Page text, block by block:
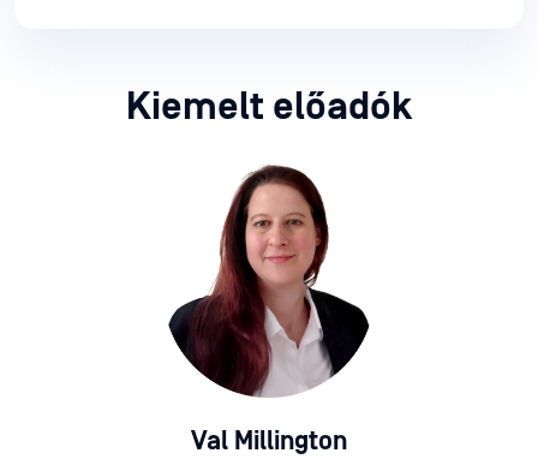
Kiemelt előadók
Val Millington